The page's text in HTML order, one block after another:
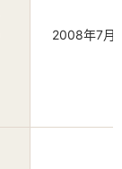
2008年7月